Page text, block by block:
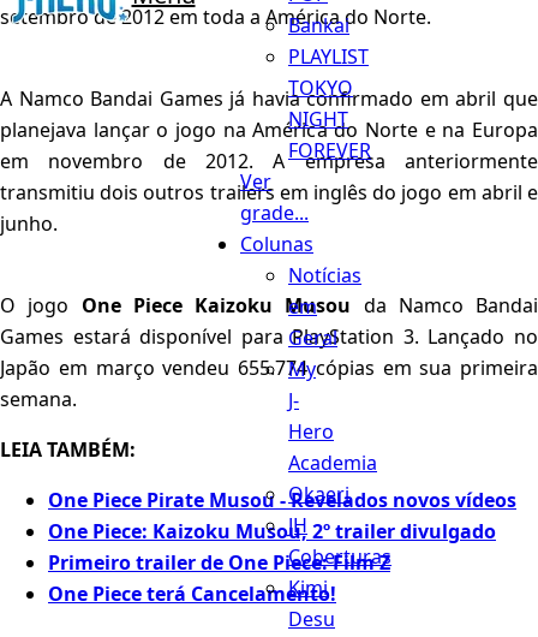
Bankai
PLAYLIST
TOKYO
NIGHT
FOREVER
Ver
grade...
Colunas
Notícias
em
Geral
My
J-
Hero
Academia
Okaeri
JH
Coberturas
Kimi
Desu
setembro de 2012 em toda a América do Norte.
A Namco Bandai Games já havia confirmado em abril que
planejava lançar o jogo na América do Norte e na Europa
em novembro de 2012. A empresa anteriormente
transmitiu dois outros trailers em inglês do jogo em abril e
junho.
O jogo One Piece Kaizoku Musou da Namco Bandai
Games estará disponível para PlayStation 3. Lançado no
Japão em março vendeu 655.774 cópias em sua primeira
semana.
LEIA TAMBÉM:
One Piece Pirate Musou - Revelados novos vídeos
One Piece: Kaizoku Musou, 2º trailer divulgado
Primeiro trailer de One Piece: Film Z
One Piece terá Cancelamento!